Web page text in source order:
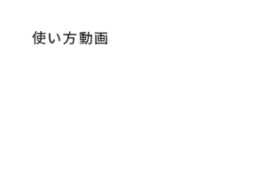
使い方動画